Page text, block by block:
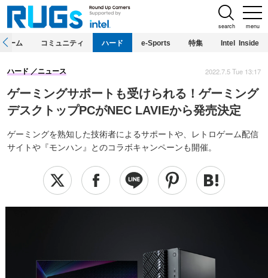
menu
search
ホーム コミュニティ ハード e-Sports 特集 Intel Inside
ゲーミングサポートも受けられる！ゲーミング
デスクトップPCがNEC LAVIEから発売決定
ゲーミングを熟知した技術者によるサポートや、レトロゲーム配信
サイトや『モンハン』とのコラボキャンペーンも開催。
ハード ニュース 2022.7.5 Tue 13:17